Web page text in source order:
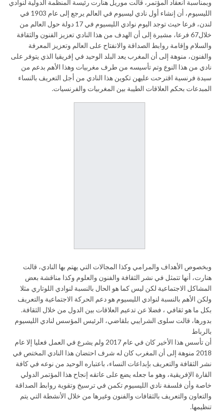
وبمناسبة انعقاد المؤتمر، قالت موريل هنارت رئيسة المنظمة الدولية لنوادي
الليسيوم، أن إنشاء أول نادي ليسيوم في العالم يرجع إلى عام 1903 في
لندن، فرعا حيث توجد اليوم نوادي الليسيوم في 17 دولة حول العالم من
خلال67 فرعا، مشيرة إلى أن الهدف من هذا النادي تعزيز الفنون والثقافة
والسلام وإقامة روابط الصداقة والانفتاح على العالم وتعزيز المعرفة
والفنون، منوهة إلى أن المغرب يعد البلد الوحيد في إفريقيا الذي يتوفر على
نادي من هذا النوع وتم تأسيسه من طرف مغربيات وهذا الأهم بدعم من
سيدة فرنسية اقترحت عليهن تكوين هذا النادي من أجل التعريف بالنساء
المبدعات بحكم العلاقات الطيبة بين المغربيات والفرنسيات.
وبخصوص الأهداف والمرامي وكذا المجالات التي يهتم بها النادي، قالت
هنارت، أنها تتمثل في نشر الثقافة والفنون والعلوم وكذا مناقشة بعض
المشاكل الاجتماعية لكن ليس كما هو الحال بالنسبة لنوادي اللوتاري مثلا
ولكن الأهم بالنسبة لنوادي الليسيوم هو دعم الحركة الاجتماعية والتعريف
بكل ما هو ثقافي ، فضلا عن تدعيم العلاقات بين الدول من خلال الثقافة.
بدورها، قالت سلوى الشرايبي بلقاضي، الرئيس المؤسس لنادي الليسيوم
بالرباط
أن تأسس هذا الأخير كان في عام 2017 ولم يشرع في العمل فعليا إلا عام
2018 منوهة إلى أن المغرب كان له شرف احتضان هذا النادي المختص في
نشر الثقافة والتعريف بإبداعات النساء، باعتباره الوحيد من نوعه في كافة
القارة الإفريقية، وهو ما جعله يضع على عاتقه إنجاح هذا المؤتمر الدولي
خاصة وأن فلسفة نادي الليسيوم تكمن في ترسيخ وتقوية روابط الصداقة
والتعاون والتعريف بالثقافات والفنون وغيرها من خلال الأنشطة التي يتم
تنظيمها.